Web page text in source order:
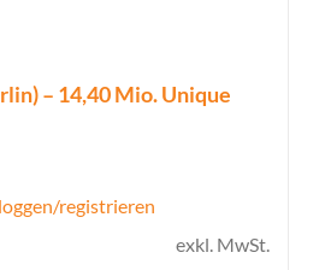
– 14,40 Mio. Unique
registrieren
exkl. MwSt.